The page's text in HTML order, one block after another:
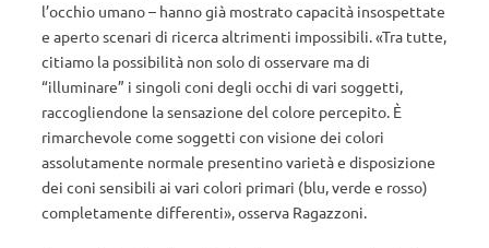
l’occhio umano – hanno già mostrato capacità insospettate
e aperto scenari di ricerca altrimenti impossibili. «Tra tutte,
citiamo la possibilità non solo di osservare ma di
“illuminare” i singoli coni degli occhi di vari soggetti,
raccogliendone la sensazione del colore percepito. È
rimarchevole come soggetti con visione dei colori
assolutamente normale presentino varietà e disposizione
dei coni sensibili ai vari colori primari (blu, verde e rosso)
completamente differenti», osserva Ragazzoni.